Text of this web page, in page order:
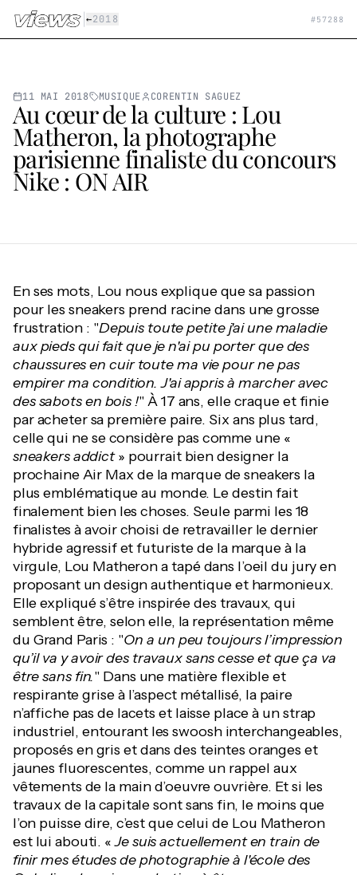
Aller au contenu principal
←2018 # 57288
11 MAI 2018 MUSIQUE CORENTIN SAGUEZ
Au cœur de la culture : Lou
Matheron, la photographe
parisienne finaliste du concours
Nike : ON AIR
En ses mots, Lou nous explique que sa passion
pour les sneakers prend racine dans une grosse
frustration : "Depuis toute petite j'ai une maladie
aux pieds qui fait que je n'ai pu porter que des
chaussures en cuir toute ma vie pour ne pas
empirer ma condition. J'ai appris à marcher avec
des sabots en bois !" À 17 ans, elle craque et finie
par acheter sa première paire. Six ans plus tard,
celle qui ne se considère pas comme une «
sneakers addict» pourrait bien designer la
prochaine Air Max de la marque de sneakers la
plus emblématique au monde. Le destin fait
finalement bien les choses. Seule parmi les 18
finalistes à avoir choisi de retravailler le dernier
hybride agressif et futuriste de la marque à la
virgule, Lou Matheron a tapé dans l’oeil du jury en
proposant un design authentique et harmonieux.
Elle expliqué s’être inspirée des travaux, qui
semblent être, selon elle, la représentation même
du Grand Paris : "On a un peu toujours l’impression
qu’il va y avoir des travaux sans cesse et que ça va
être sans fin." Dans une matière flexible et
respirante grise à l’aspect métallisé, la paire
n’affiche pas de lacets et laisse place à un strap
industriel, entourant les swoosh interchangeables,
proposés en gris et dans des teintes oranges et
jaunes fluorescentes, comme un rappel aux
vêtements de la main d’oeuvre ouvrière. Et si les
travaux de la capitale sont sans fin, le moins que
l’on puisse dire, c’est que celui de Lou Matheron
est lui abouti. «Je suis actuellement en train de
finir mes études de photographie à l'école des